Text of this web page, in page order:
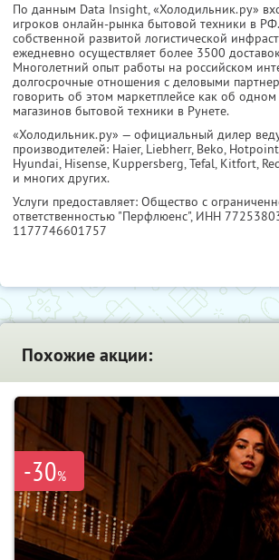
По данным Data Insight, «Холодильник.ру»
игроков онлайн-рынка бытовой техники в
собственной развитой логистической
ежедневно осуществляет более 3500
Многолетний опыт работы на российском
долгосрочные отношения с деловыми
говорить об этом маркетплейсе как об
магазинов бытовой техники в Рунете.
«Холодильник.ру» — официальный дилер
производителей: Haier, Liebherr, Beko,
Hyundai, Hisense, Kuppersberg, Tefal, Kitfort,
и многих других.
Услуги предоставляет: Общество с
ответственностью "Перфлюенс", ИНН
1177746601757
Похожие акции:
-30%